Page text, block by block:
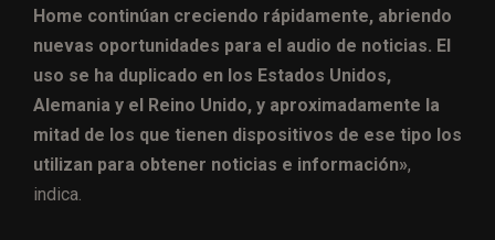
Home continúan creciendo rápidamente, abriendo
nuevas oportunidades para el audio de noticias. El
uso se ha duplicado en los Estados Unidos,
Alemania y el Reino Unido, y aproximadamente la
mitad de los que tienen dispositivos de ese tipo los
utilizan para obtener noticias e información»,
indica.